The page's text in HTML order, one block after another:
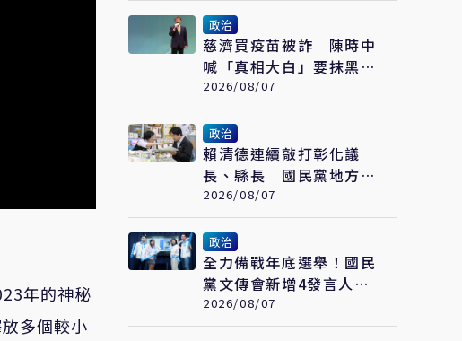
年的神秘
多個較小
政治
慈濟買疫苗被詐 陳時中
喊「真相大白」要抹黑的
人道歉 藍白反擊了
2026/08/07
政治
賴清德連續敲打彰化議
長、縣長 國民黨地方諸
侯別想獨善其身
2026/08/07
政治
全力備戰年底選舉！國民
黨文傳會新增4發言人
AI發言人「鄭小文」亮相
2026/08/07